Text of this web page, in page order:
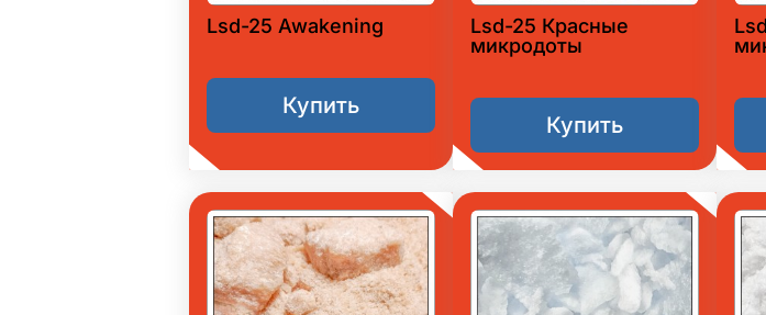
Lsd-25 Awakening
Купить
Lsd-25 Красные
микродоты
Купить